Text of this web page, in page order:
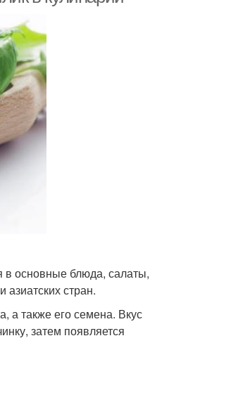
в основные блюда, салаты,
азиатских стран.
а также его семена. Вкус
затем появляется